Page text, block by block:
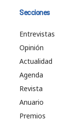
Secciones
Entrevistas
Opinión
Actualidad
Agenda
Revista
Anuario
Premios